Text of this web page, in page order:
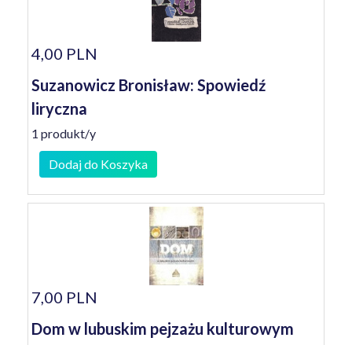
4,00 PLN
Suzanowicz Bronisław: Spowiedź
liryczna
1 produkt/y
Dodaj do Koszyka
7,00 PLN
Dom w lubuskim pejzażu kulturowym